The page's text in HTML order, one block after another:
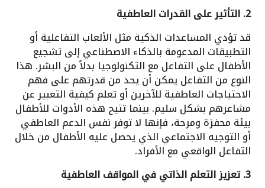
2. التأثير على القدرات العاطفية
قد تؤدي المساعدات الذكية مثل الألعاب التفاعلية أو
التطبيقات المدعومة بالذكاء الاصطناعي إلى تشجيع
الأطفال على التفاعل مع التكنولوجيا بدلاً من البشر. هذا
النوع من التفاعل يمكن أن يحد من قدرتهم على فهم
الاحتياجات العاطفية للآخرين أو تعلم كيفية التعبير عن
مشاعرهم بشكل سليم. بينما تتيح هذه الأدوات للأطفال
بيئة محفزة ومرحة، فإنها لا توفر نفس الدعم العاطفي
أو التوجيه الاجتماعي الذي يحصل عليه الأطفال من خلال
التفاعل الواقعي مع الأفراد.
3. تعزيز التعلم الذاتي في المواقف العاطفية